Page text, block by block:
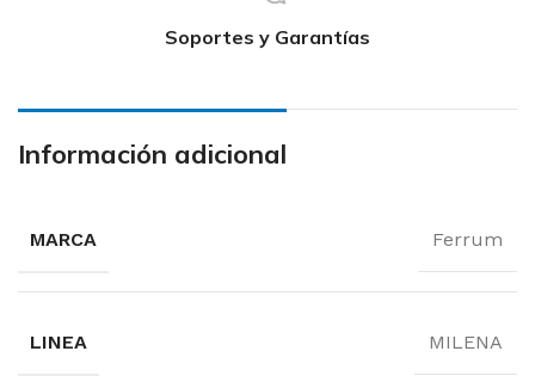
Soportes y Garantías
Información adicional
MARCA Ferrum
LINEA MILENA